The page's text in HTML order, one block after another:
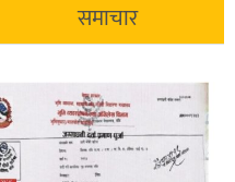
समाचार